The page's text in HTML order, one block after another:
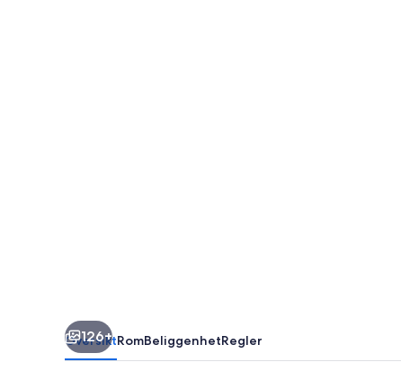
126+
OversiktRomBeliggenhetRegler